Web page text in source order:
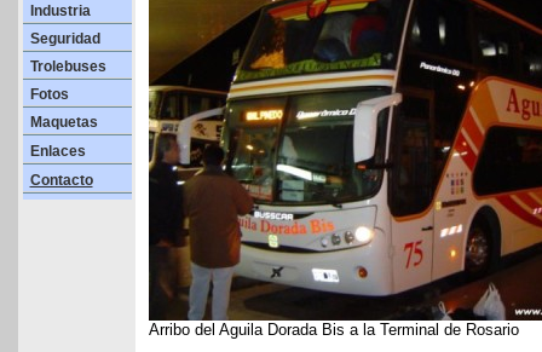
Industria
Seguridad
Trolebuses
Fotos
Maquetas
Enlaces
Contacto
Arribo del Aguila Dorada Bis a la Terminal de Rosario